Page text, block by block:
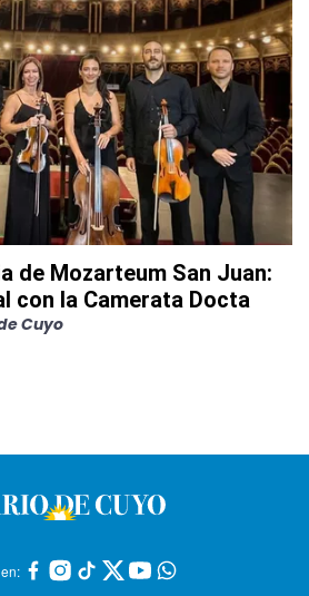
de Mozarteum San Juan:
con la Camerata Docta
Cuyo